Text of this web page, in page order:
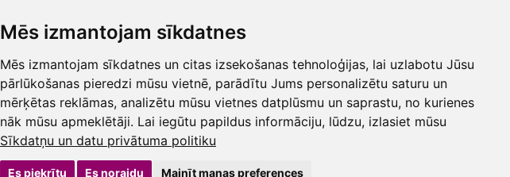
Mēs izmantojam sīkdatnes
Mēs izmantojam sīkdatnes un citas izsekošanas tehnoloģijas, lai uzlabotu Jūsu
pārlūkošanas pieredzi mūsu vietnē, parādītu Jums personalizētu saturu un
mērķētas reklāmas, analizētu mūsu vietnes datplūsmu un saprastu, no kurienes
nāk mūsu apmeklētāji. Lai iegūtu papildus informāciju, lūdzu, izlasiet mūsu
Sīkdatņu un datu privātuma politiku
Es piekrītu Es noraidu Mainīt manas preferences
RTRIT Deglava
Augusta Deglava iela 41a,
E-pasts: info.D41@rtrit.lv
Tālrunis:67147588
Facebook; Instagram:
@RigasTRIT
Struktūrvienības vadītājs:
Raimonds Ezerietis
raimonds.ezerietis@rtrit.lv